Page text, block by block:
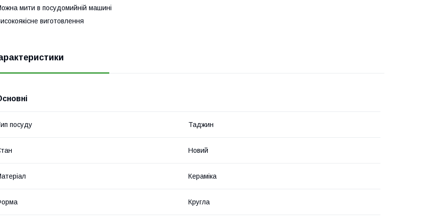
мити в посудомийній машині
виготовлення
посуду Таджин
Новий
Кераміка
Кругла